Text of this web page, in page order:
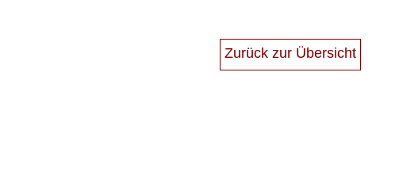
Zurück zur Übersicht